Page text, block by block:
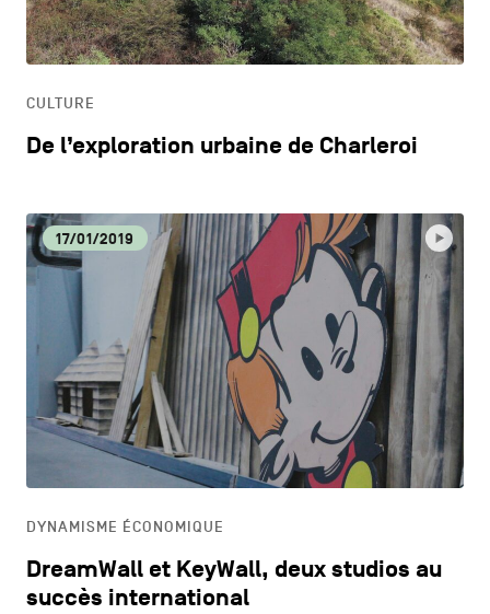
CULTURE
De l’exploration urbaine de Charleroi
17/01/2019
DYNAMISME ÉCONOMIQUE
DreamWall et KeyWall, deux studios au
succès international